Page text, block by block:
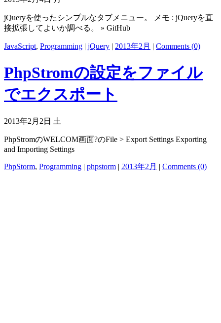
jQueryを使ったシンプルなタブメニュー。 メモ : jQueryを直
接拡張してよいか調べる。 » GitHub
JavaScript, Programming | jQuery | 2013年2月 | Comments (0)
PhpStromの設定をファイル
でエクスポート
2013年2月2日 土
PhpStromのWELCOM画面?のFile > Export Settings Exporting
and Importing Settings
PhpStorm, Programming | phpstorm | 2013年2月 | Comments (0)